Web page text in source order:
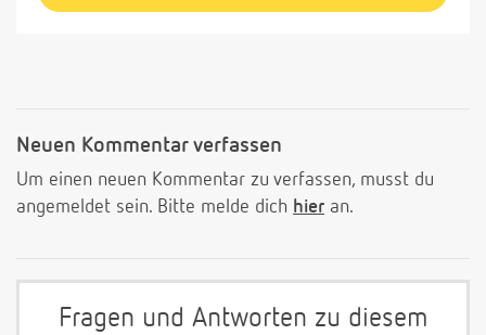
Neuen Kommentar verfassen
Um einen neuen Kommentar zu verfassen, musst du
angemeldet sein. Bitte melde dich hier an.
Fragen und Antworten zu diesem